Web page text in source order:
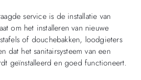
service is de installatie van
om het installeren van nieuwe
of douchebakken, loodgieters
dat het sanitairsysteem van een
geïnstalleerd en goed functioneert.